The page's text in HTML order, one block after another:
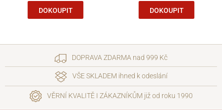
DOKOUPIT DOKOUPIT
DOPRAVA ZDARMA nad 999 Kč
VŠE SKLADEM ihned k odeslání
VĚRNÍ KVALITĚ I ZÁKAZNÍKŮM již od roku 1990